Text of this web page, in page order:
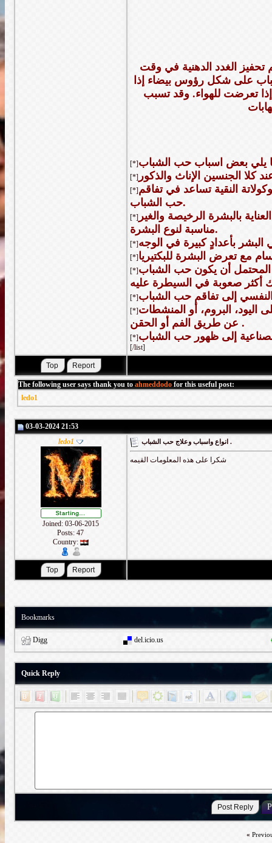
الغدد الدهنية في وقت
على شكل رؤوس بيضاء إذا
تعرضت للهواء. وقد تسبب
[*]
[*]
[*]النقية تساعد في تفاقم
حب الشباب.
[*] بالبشرة الرخيصة والغير
مناسبة لنوع البشرة.
[*]البشر بأعدادٍ كبيرة في الوجه
[*]
[*]المحتمل أن يكون حب الشباب
[*]
[*]البروم، أو المنشطات
عن طريق الفم أو الحقن .
[*]
[/list]
The following user says thank you to ahmeddodo for this useful post:
ledo1
03-03-2024 21:53
ledo1
Joined: 03-06-2015
Posts: 47
Country:
انواع واسباب وعلاج حب الشباب .
شكرا على هذه المعلومات القيمه
Bookmarks
Digg del.icio.us
Quick Reply
«